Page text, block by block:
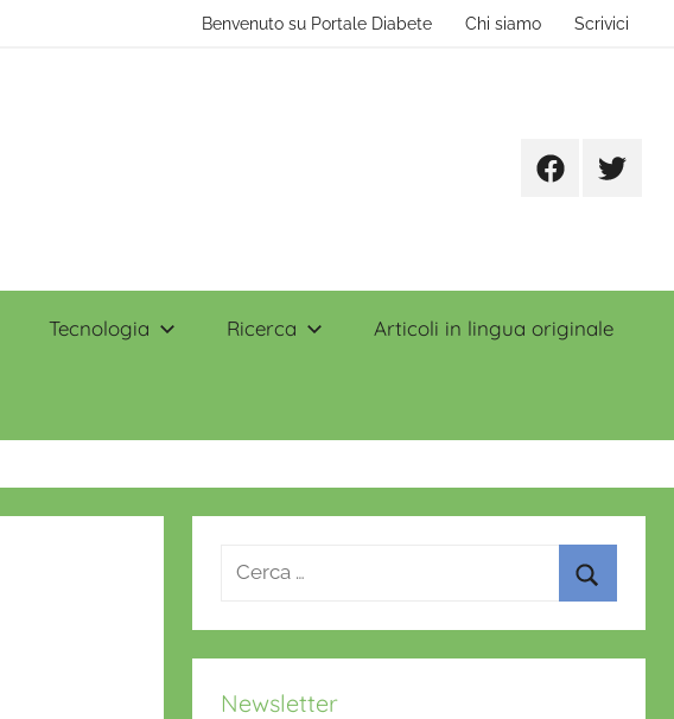
Benvenuto su Portale Diabete Chi siamo Scrivici
FacebookTwitter
Tecnologia Ricerca Articoli in lingua originale
Ricerca
Newsletter